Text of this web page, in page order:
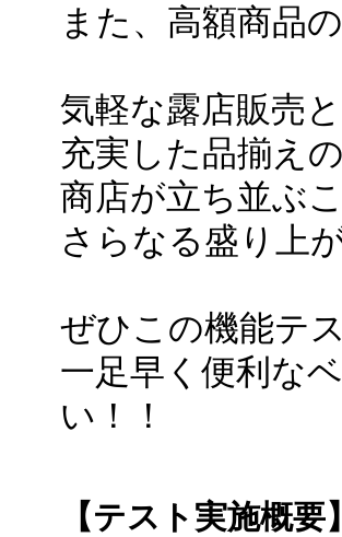
また、高額商品
気軽な露店販売と
充実した品揃え
商店が立ち並ぶ
さらなる盛り上
ぜひこの機能テ
一足早く便利な
い！！
【テスト実施概要】